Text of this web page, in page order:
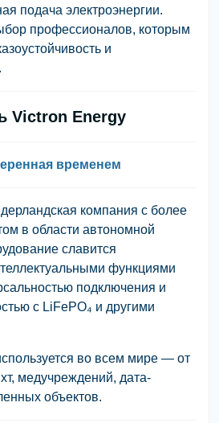
подача электроэнергии.
профессионалов, которым
и
Victron Energy
временем
компания с более
в области автономной
славится
функциями
подключения и
с LiFePO₄ и другими
во всем мире — от
медучреждений, дата-
объектов.